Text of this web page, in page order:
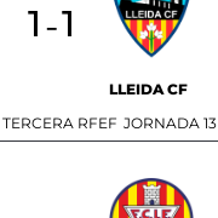
1-1
LLEIDA CF
TERCERA RFEF JORNADA 13